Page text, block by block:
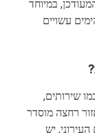
במיוחד
עשויים
שירותים,
רחצה מוסדר
יש